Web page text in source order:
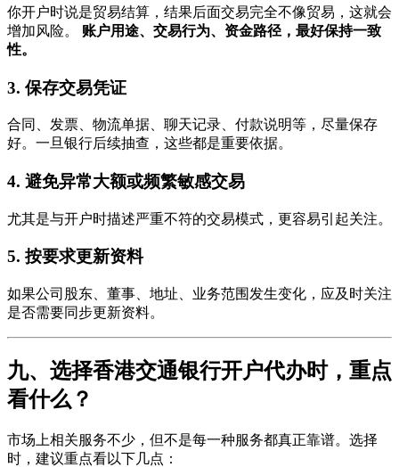
你开户时说是贸易结算，结果后面交易完全不像贸易，这就会
增加风险。 账户用途、交易行为、资金路径，最好保持一致
性。
3. 保存交易凭证
合同、发票、物流单据、聊天记录、付款说明等，尽量保存
好。一旦银行后续抽查，这些都是重要依据。
4. 避免异常大额或频繁敏感交易
尤其是与开户时描述严重不符的交易模式，更容易引起关注。
5. 按要求更新资料
如果公司股东、董事、地址、业务范围发生变化，应及时关注
是否需要同步更新资料。
九、选择香港交通银行开户代办时，重点
看什么？
市场上相关服务不少，但不是每一种服务都真正靠谱。选择
时，建议重点看以下几点：